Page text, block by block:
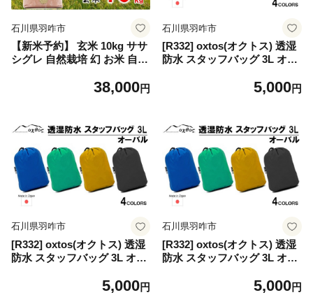
石川県羽咋市
【新米予約】 玄米 10kg ササ
シグレ 自然栽培 幻 お米 自然
石川県産 米 環境 こだわり 1
米 わこ米 米 コシヒカリ より
あっさり 高アミロース 米 自
然栽培米 甘み 送料無料 石川
県 石川 羽咋 能登 トキ 放鳥
朱鷺 石川 自然栽培 健康 復興
支援 災害支援
38,000円
石川県羽咋市
[R332] oxtos(オクトス) 透湿
防水 スタッフバッグ 3L オー
5,000円
石川県羽咋市
[R332] oxtos(オクトス) 透湿
防水 スタッフバッグ 3L オー
5,000円
石川県羽咋市
[R332] oxtos(オクトス) 透湿
防水 スタッフバッグ 3L オー
5,000円